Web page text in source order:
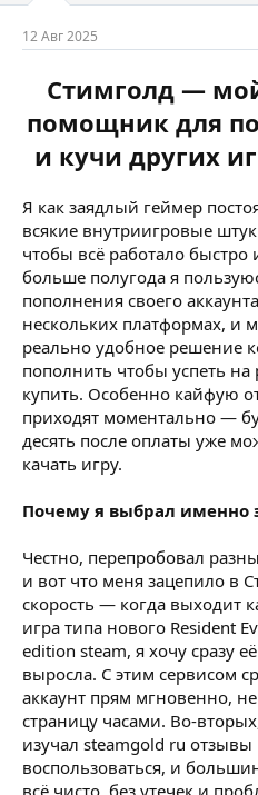
12 Авг 2025
Стимголд —
помощник для
и кучи других
Я как заядлый геймер
всякие внутриигровые
чтобы всё работало быстро
больше полугода я
пополнения своего
нескольких платформах, и
реально удобное решение
пополнить чтобы успеть
купить. Особенно кайфую
приходят моментально —
десять после оплаты уже
качать игру.
Почему я выбрал именно
Честно, перепробовал
и вот что меня зацепило в
скорость — когда выходит
игра типа нового Resident
edition steam, я хочу сразу
выросла. С этим сервисом
аккаунт прям мгновенно,
страницу часами. Во-
изучал steamgold ru
воспользоваться, и
всё чисто, без утечек и